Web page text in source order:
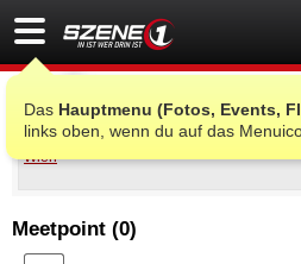
Das Hauptmenu (Fotos, Events,
links oben, wenn du auf das
Get Whipped
Meetpoint (0)